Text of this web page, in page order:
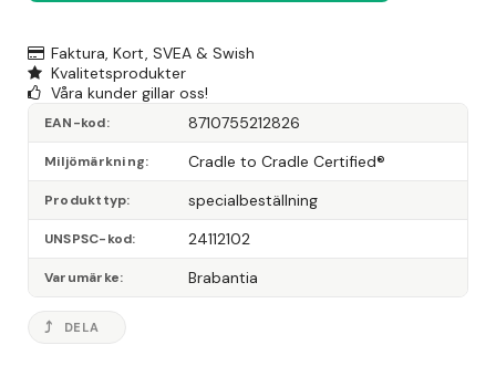
Faktura, Kort, SVEA & Swish
Kvalitetsprodukter
Våra kunder gillar oss!
EAN-kod 8710755212826
Miljömärkning Cradle to Cradle Certified®
Produkttyp specialbeställning
UNSPSC-kod 24112102
Varumärke Brabantia
DELA